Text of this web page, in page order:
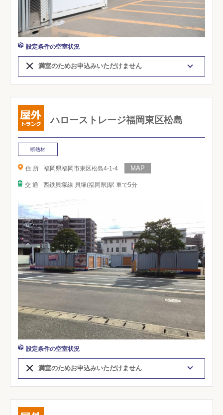
設定条件の空室状況
満室のためお申込みいただけません
ハローストレージ福岡東区松島
断熱材
住 所 福岡県福岡市東区松島4-1-4
交 通 西鉄貝塚線 貝塚(福岡県)駅 車で5分
設定条件の空室状況
満室のためお申込みいただけません